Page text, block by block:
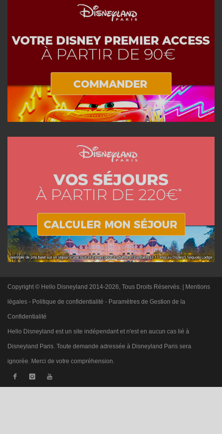
Copyright © Hello Disneyland 2014-2026, Tous Droits Réservés. | Mentions
légales - Politique de confidentialité - Paramètres de Gestion de la
Confidentialité
Hello Disneyland est un site indépendant et n'est en aucun cas lié à
Disneyland Paris. Toute demande adressée à Disneyland Paris sera
ignorée. Merci de votre compréhension.